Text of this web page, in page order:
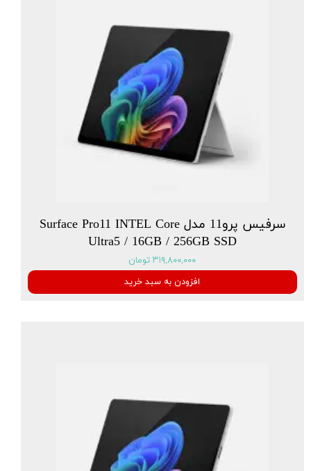
سرفیس پرو11 مدل Surface Pro11 INTEL Core
Ultra5 / 16GB / 256GB SSD
۳۱۹,۸۰۰,۰۰۰ تومان
افزودن به سبد خرید